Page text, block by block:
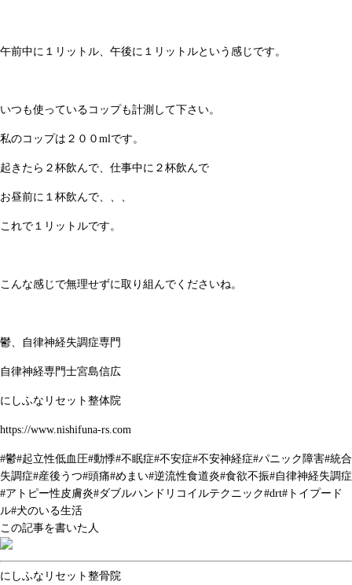
午前中に１リットル、午後に１リットルという感じです。
いつも使っているコップも計測して下さい。
私のコップは２００mlです。
起きたら２杯飲んで、仕事中に２杯飲んで
お昼前に１杯飲んで、、、
これで１リットルです。
こんな感じで無理せずに取り組んでくださいね。
鬱、自律神経失調症専門
自律神経専門士宮島信広
にしふなリセット整体院
https://www.nishifuna-rs.com
#鬱#起立性低血圧#動悸#不眠症#不安症#不安神経症#パニック障害#統合
失調症#産後うつ#頭痛#めまい#逆流性食道炎#食欲不振#自律神経失調症
#アトピー性皮膚炎#ダブルハンドリコイルテクニック#drt# トイプード
ル#犬のいる生活
この記事を書いた人
にしふなリセット整骨院